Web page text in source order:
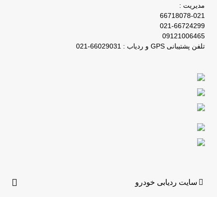
مدیریت :
66718078-021
021-66724299
09121006465
تلفن پشتیبانی GPS و ردیاب : 66029031-021
سایت ردیابی خودرو